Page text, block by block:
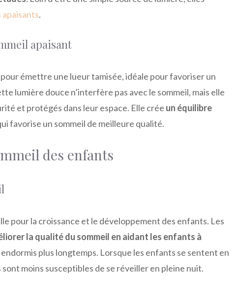
.
apaisant
émettre une lueur tamisée, idéale pour favoriser un
lumière douce n’interfère pas avec le sommeil, mais elle
et protégés dans leur espace. Elle crée un équilibre
favorise un sommeil de meilleure qualité.
des enfants
pour la croissance et le développement des enfants. Les
la qualité du sommeil en aidant les enfants à
plus longtemps. Lorsque les enfants se sentent en
sont moins susceptibles de se réveiller en pleine nuit.